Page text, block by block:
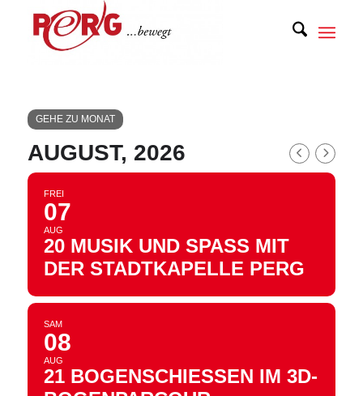
GEHE ZU MONAT
AUGUST, 2026
FREI
07
AUG
20 MUSIK UND SPASS MIT D
ER STADTKAPELLE PERG
SAM
08
AUG
21 BOGENSCHIESSEN IM 3D-B